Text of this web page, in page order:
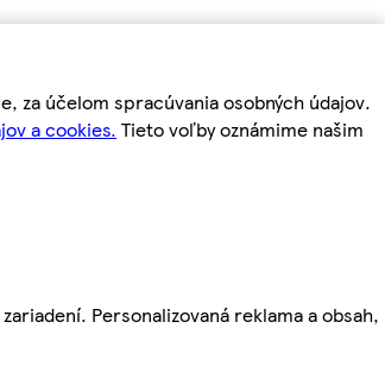
za účelom spracúvania osobných údajov.
a cookies. Tieto voľby oznámime našim
Personalizovaná reklama a obsah,